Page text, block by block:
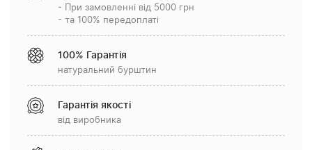
- При замовленні від 5000 грн
- та 100% передоплаті
100% Гарантія
натуральний бурштин
Гарантія якості
від виробника